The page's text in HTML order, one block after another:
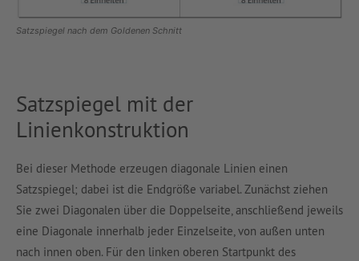
Satzspiegel nach dem Goldenen Schnitt
Satzspiegel mit der
Linienkonstruktion
Bei dieser Methode erzeugen diagonale Linien einen
Satzspiegel; dabei ist die Endgröße variabel. Zunächst ziehen
Sie zwei Diagonalen über die Doppelseite, anschließend jeweils
eine Diagonale innerhalb jeder Einzelseite, von außen unten
nach innen oben. Für den linken oberen Startpunkt des